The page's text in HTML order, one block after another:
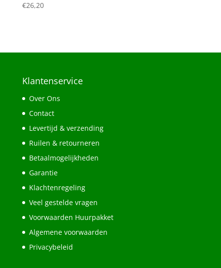
€26,20
Klantenservice
Over Ons
Contact
Levertijd & verzending
Ruilen & retourneren
Betaalmogelijkheden
Garantie
Klachtenregeling
Veel gestelde vragen
Voorwaarden Huurpakket
Algemene voorwaarden
Privacybeleid